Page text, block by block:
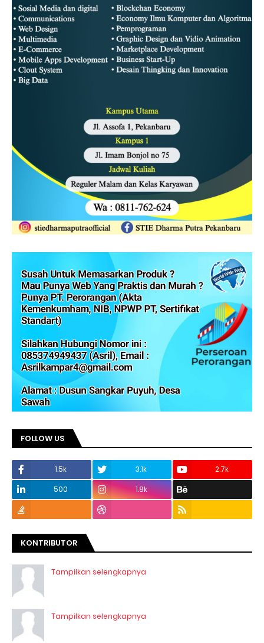
FOLLOW US
1.5k 3.1k
2.7k
500
1.8k
KONTRIBUTOR
Tampilkan selengkapnya
Tampilkan selengkapnya